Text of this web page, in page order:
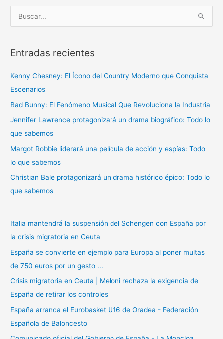
u
c
r
p
o
r
:
Entradas recientes
Kenny Chesney: El Ícono del Country Moderno que Conquista
Escenarios
Bad Bunny: El Fenómeno Musical Que Revoluciona la Industria
Jennifer Lawrence protagonizará un drama biográfico: Todo lo
que sabemos
Margot Robbie liderará una película de acción y espías: Todo
lo que sabemos
Christian Bale protagonizará un drama histórico épico: Todo lo
que sabemos
Italia mantendrá la suspensión del Schengen con España por
la crisis migratoria en Ceuta
España se convierte en ejemplo para Europa al poner multas
de 750 euros por un gesto ...
Crisis migratoria en Ceuta | Meloni rechaza la exigencia de
España de retirar los controles
España arranca el Eurobasket U16 de Oradea - Federación
Española de Baloncesto